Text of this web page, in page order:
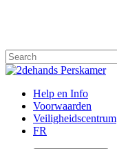
content
Close
Menu
Help en Info
Voorwaarden
Veiligheidscentrum
FR